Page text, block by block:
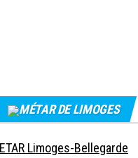
MÉTAR DE LIMOGES
Limoges-Bellegarde